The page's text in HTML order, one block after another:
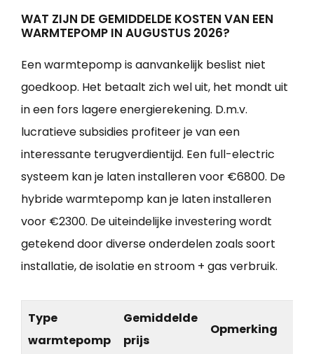
WAT ZIJN DE GEMIDDELDE KOSTEN VAN EEN
WARMTEPOMP IN AUGUSTUS 2026?
Een warmtepomp is aanvankelijk beslist niet
goedkoop. Het betaalt zich wel uit, het mondt uit
in een fors lagere energierekening. D.m.v.
lucratieve subsidies profiteer je van een
interessante terugverdientijd. Een full-electric
systeem kan je laten installeren voor €6800. De
hybride warmtepomp kan je laten installeren
voor €2300. De uiteindelijke investering wordt
getekend door diverse onderdelen zoals soort
installatie, de isolatie en stroom + gas verbruik.
Type
warmtepomp
Gemiddelde
prijs
Opmerking